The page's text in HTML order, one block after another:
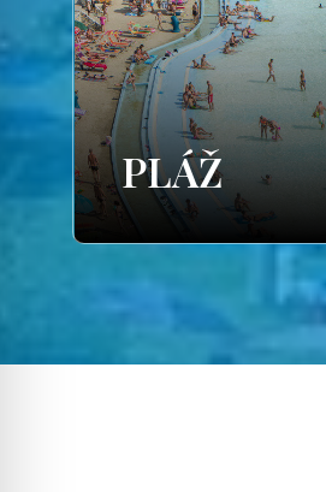
PLÁŽ